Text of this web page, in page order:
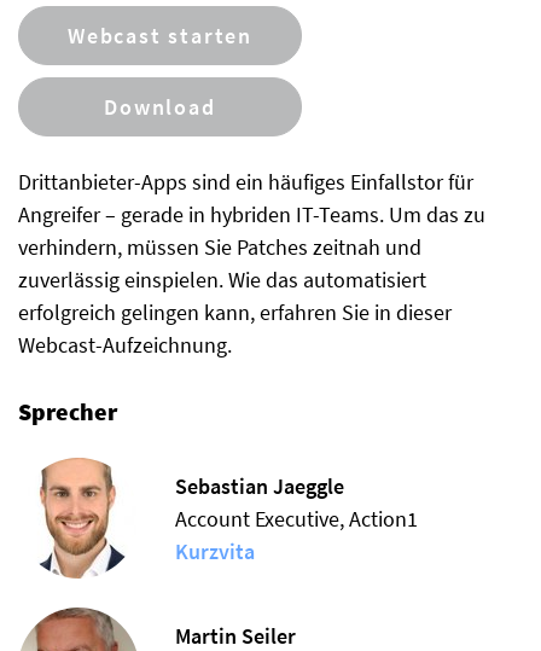
Drittanbieter-Apps sind ein häufiges Einfallstor für
Angreifer – gerade in hybriden IT-Teams. Um das zu
verhindern, müssen Sie Patches zeitnah und
zuverlässig einspielen. Wie das automatisiert
erfolgreich gelingen kann, erfahren Sie in dieser
Webcast-Aufzeichnung.
Sprecher
Sebastian Jaeggle
Account Executive, Action1
Kurzvita
Martin Seiler
Webcast starten
Download